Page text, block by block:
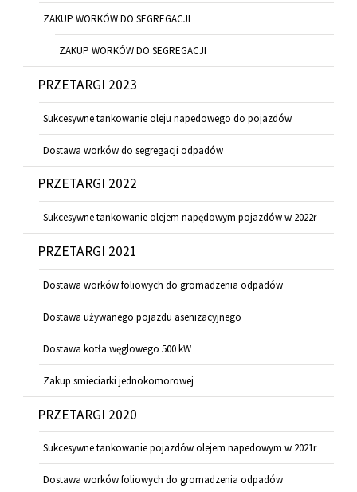
ZAKUP WORKÓW DO SEGREGACJI
ZAKUP WORKÓW DO SEGREGACJI
PRZETARGI 2023
Sukcesywne tankowanie oleju napedowego do pojazdów
Dostawa worków do segregacji odpadów
PRZETARGI 2022
Sukcesywne tankowanie olejem napędowym pojazdów w 2022r
PRZETARGI 2021
Dostawa worków foliowych do gromadzenia odpadów
Dostawa używanego pojazdu asenizacyjnego
Dostawa kotła węglowego 500 kW
Zakup smieciarki jednokomorowej
PRZETARGI 2020
Sukcesywne tankowanie pojazdów olejem napedowym w 2021r
Dostawa worków foliowych do gromadzenia odpadów